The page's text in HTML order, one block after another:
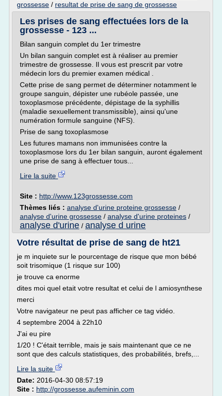
grossesse / resultat de prise de sang de grossesse
Les prises de sang effectuées lors de la
grossesse - 123 ...
Bilan sanguin complet du 1er trimestre
Un bilan sanguin complet est à réaliser au premier
trimestre de grossesse. Il vous est prescrit par votre
médecin lors du premier examen médical .
Cette prise de sang permet de déterminer notamment le
groupe sanguin, dépister une rubéole passée, une
toxoplasmose précédente, dépistage de la syphillis
(maladie sexuellement transmissible), ainsi qu'une
numération formule sanguine (NFS).
Prise de sang toxoplasmose
Les futures mamans non immunisées contre la
toxoplasmose lors du 1er bilan sanguin, auront également
une prise de sang à effectuer tous...
Lire la suite
Site : http://www.123grossesse.com
Thèmes liés : analyse d'urine proteine grossesse /
analyse d'urine grossesse / analyse d'urine proteines /
analyse d'urine / analyse d urine
Votre résultat de prise de sang de ht21
je m inquiete sur le pourcentage de risque que mon bébé
soit trisomique (1 risque sur 100)
je trouve ca enorme
dites moi quel etait votre resultat et celui de l amiosynthese
merci
Votre navigateur ne peut pas afficher ce tag vidéo.
4 septembre 2004 à 22h10
J'ai eu pire
1/20 ! C'était terrible, mais je sais maintenant que ce ne
sont que des calculs statistiques, des probabilités, brefs,...
Lire la suite
Date: 2016-04-30 08:57:19
Site : http://grossesse.aufeminin.com